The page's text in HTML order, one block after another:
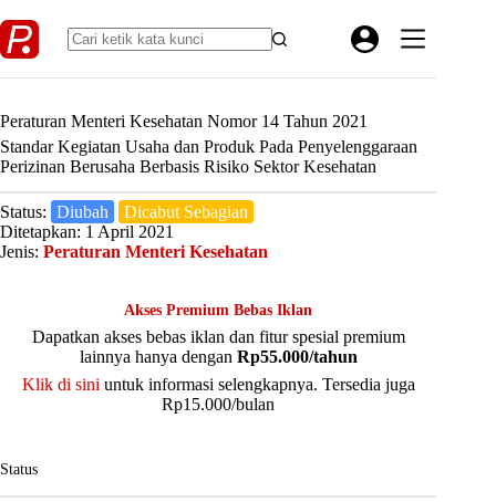
to
content
Peraturan Menteri Kesehatan Nomor 14 Tahun 2021
Standar Kegiatan Usaha dan Produk Pada Penyelenggaraan
Perizinan Berusaha Berbasis Risiko Sektor Kesehatan
Status: Diubah
Dicabut Sebagian
Ditetapkan: 1 April 2021
Jenis: Peraturan Menteri Kesehatan
Akses Premium Bebas Iklan
Dapatkan akses bebas iklan dan fitur spesial premium
lainnya hanya dengan Rp55.000/tahun
Klik di sini untuk informasi selengkapnya. Tersedia juga
Rp15.000/bulan
Status